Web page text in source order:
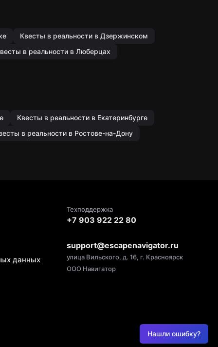
Квесты в реальности в Дзержинском
в реальности в Люберцах
Квесты в реальности в Екатеринбурге
в реальности в Ростове-на-Дону
Нашли ошибку?
данных
Техподдержка
+7 903 922 22 80
support@escapenavigator.ru
улица Вильского, д. 16, г. Красноярск
ООО Навигатор